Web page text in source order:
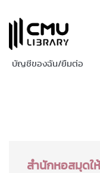
บัญชีของฉัน/ยืมต่อ
สำนักหอสมุดใ